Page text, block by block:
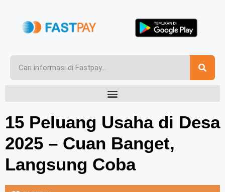
15 Peluang Usaha di Desa
2025 – Cuan Banget,
Langsung Coba